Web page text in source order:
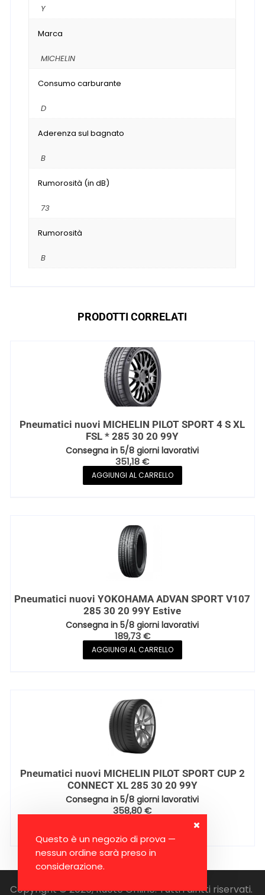
Questo è un negozio di prova —
nessun ordine sarà preso in
considerazione.
Y
Marca
MICHELIN
Consumo carburante
D
Aderenza sul bagnato
B
Rumorosità (in dB)
73
Rumorosità
B
PRODOTTI CORRELATI
Pneumatici nuovi MICHELIN PILOT SPORT 4 S XL
FSL * 285 30 20 99Y
Consegna in 5/8 giorni lavorativi
351,18€
AGGIUNGI AL CARRELLO
Pneumatici nuovi YOKOHAMA ADVAN SPORT V107
285 30 20 99Y Estive
Consegna in 5/8 giorni lavorativi
189,73€
AGGIUNGI AL CARRELLO
Pneumatici nuovi MICHELIN PILOT SPORT CUP 2
CONNECT XL 285 30 20 99Y
Consegna in 5/8 giorni lavorativi
358,80€
Copyright © 2026, Ruote Online. Tutti i diritti riservati.